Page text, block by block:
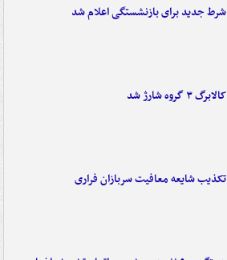
شرط جدید برای بازنشستگی اعلام شد
کالابرگ ۳ گروه شارژ شد
تکذیب شایعه معافیت سربازان فراری